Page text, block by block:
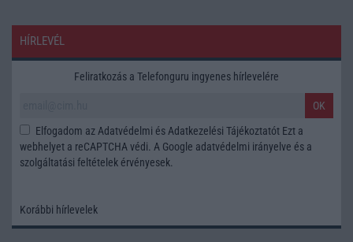
HÍRLEVÉL
Feliratkozás a Telefonguru ingyenes hírlevelére
OK
Elfogadom az Adatvédelmi és Adatkezelési Tájékoztatót Ezt a
webhelyet a reCAPTCHA védi. A Google adatvédelmi irányelve és a
szolgáltatási feltételek érvényesek.
Korábbi hírlevelek